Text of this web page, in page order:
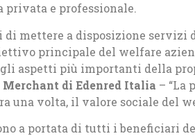
e professionale.
di mettere a disposizione servizi
principale del welfare
aspetti più importanti della
di Edenred Italia – “La
una volta, il valore sociale del
a portata di tutti i beneficiari